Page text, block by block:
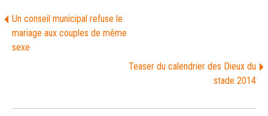
Un conseil municipal refuse le
mariage aux couples de même
sexe
Teaser du calendrier des Dieux du
stade 2014